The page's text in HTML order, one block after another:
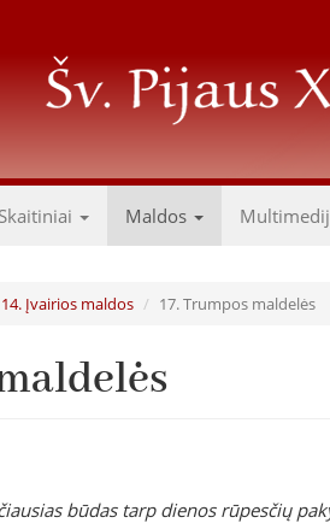
Skaitiniai Maldos
14. Įvairios maldos 17. Trumpos maldelės
būdas tarp dienos rūpesčių